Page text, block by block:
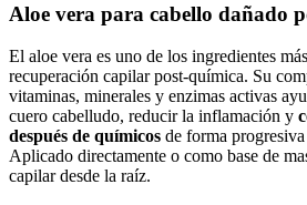
Aloe vera para cabello dañado
El aloe vera es uno de los ingredientes
recuperación capilar post-química. Su
vitaminas, minerales y enzimas activas
cuero cabelludo, reducir la inflamación y
después de químicos de forma
Aplicado directamente o como base de
capilar desde la raíz.